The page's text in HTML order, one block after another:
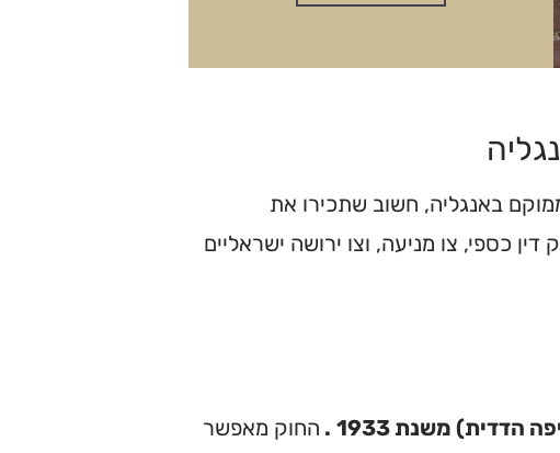
באנגליה, חשוב שתכירו את
כספי, צו מניעה, וצו ירושה ישראליים
הדדית) משנת 1933 . החוק מאפשר